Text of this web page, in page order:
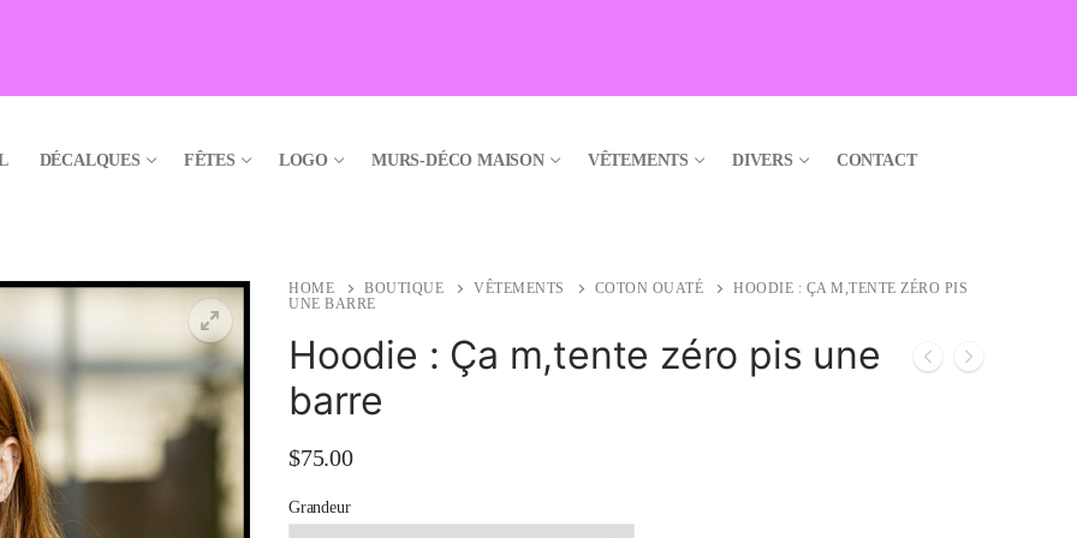
DÉCALQUES FÊTES LOGO MURS-DÉCO MAISON VÊTEMENTS DIVERS CONTACT
🔍
HOME BOUTIQUE VÊTEMENTS COTON OUATÉ
HOODIE : ÇA M,TENTE ZÉRO PIS
UNE BARRE
Hoodie : Ça m,tente zéro pis une
barre
$75.00
Grandeur